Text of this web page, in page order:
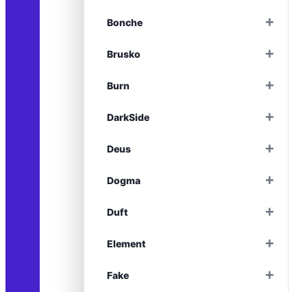
Bonche +
Brusko +
Burn +
DarkSide +
Deus +
Dogma +
Duft +
Element +
Fake +